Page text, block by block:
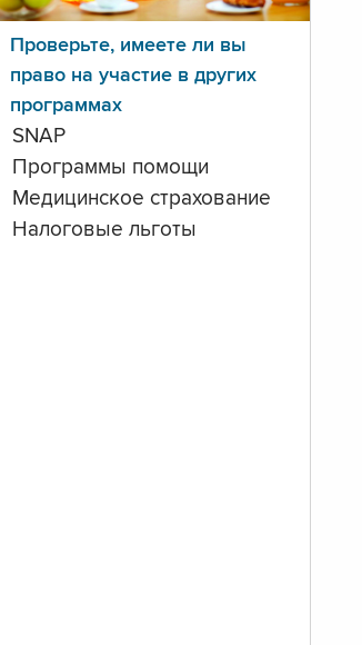
Проверьте, имеете ли вы
право на участие в других
программах
SNAP
Программы помощи
Медицинское страхование
Налоговые льготы